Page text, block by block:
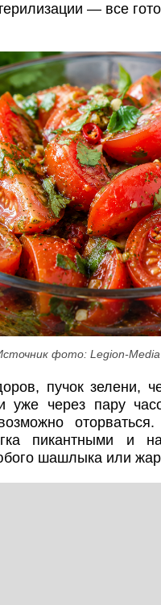
— все
фото: Legion-Media
пучок зелени,
уже через пару
пикантными и
шашлыка или